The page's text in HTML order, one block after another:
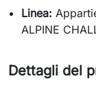
Linea:
ALPINE
Dettagli del